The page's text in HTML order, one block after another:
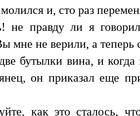
и, сто раз
правду ли я говорил
мне не верили, а теперь
бутылки вина, и
он приказал еще
как это сталось,